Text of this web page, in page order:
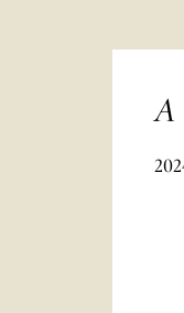
A